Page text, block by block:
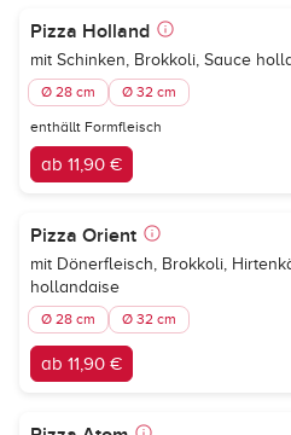
Pizza Holland
mit Schinken, Brokkoli, Sauce
Ø 28 cm Ø 32 cm
enthällt Formfleisch
ab 11,90 €
Pizza Orient
mit Dönerfleisch, Brokkoli,
hollandaise
Ø 28 cm Ø 32 cm
ab 11,90 €